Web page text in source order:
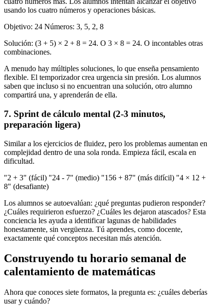
usando los cuatro números y operaciones básicas.
Objetivo: 24 Números: 3, 5, 2, 8
Solución: (3 + 5) × 2 + 8 = 24. O 3 × 8 = 24. O incontables otras
combinaciones.
A menudo hay múltiples soluciones, lo que enseña pensamiento
flexible. El temporizador crea urgencia sin presión. Los alumnos
saben que incluso si no encuentran una solución, otro alumno
compartirá una, y aprenderán de ella.
7. Sprint de cálculo mental (2-3 minutos,
preparación ligera)
Similar a los ejercicios de fluidez, pero los problemas aumentan en
complejidad dentro de una sola ronda. Empieza fácil, escala en
dificultad.
"2 + 3" (fácil) "24 - 7" (medio) "156 + 87" (más difícil) "4 × 12 +
8" (desafiante)
Los alumnos se autoevalúan: ¿qué preguntas pudieron responder?
¿Cuáles requirieron esfuerzo? ¿Cuáles les dejaron atascados? Esta
conciencia les ayuda a identificar lagunas de habilidades
honestamente, sin vergüenza. Tú aprendes, como docente,
exactamente qué conceptos necesitan más atención.
Construyendo tu horario semanal de
calentamiento de matemáticas
Ahora que conoces siete formatos, la pregunta es: ¿cuáles deberías
usar y cuándo?